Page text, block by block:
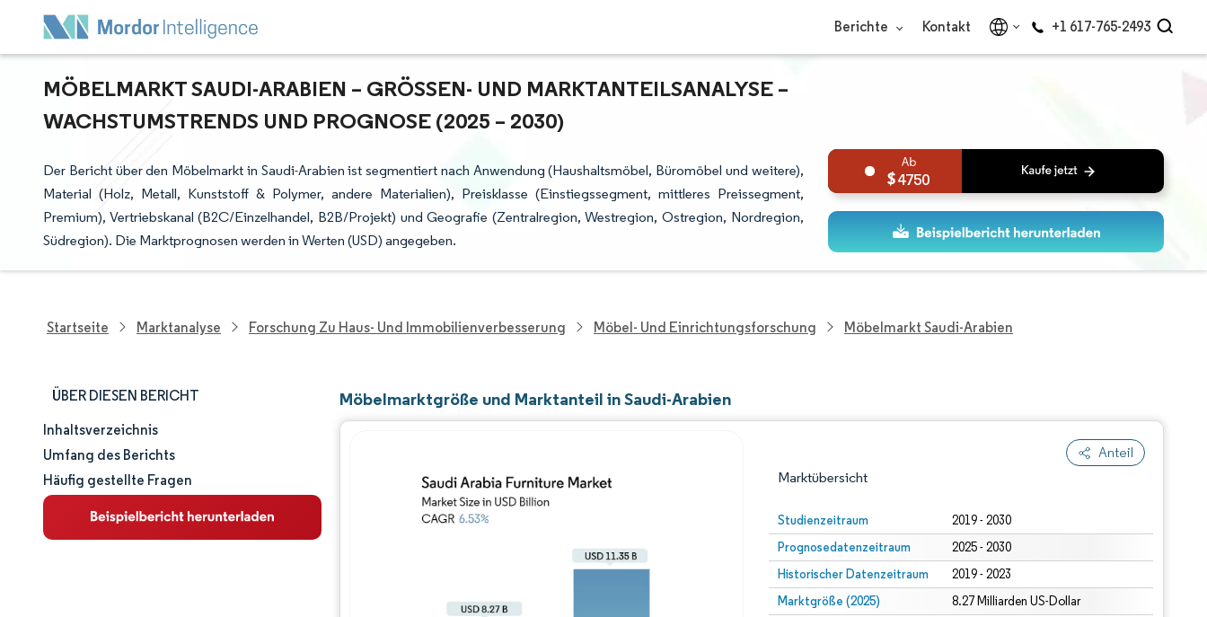
Berichte Kontakt +1 617-765-2493
MÖBELMARKT SAUDI-ARABIEN – GRÖSSEN- UND MARKTANTEILSANALYSE – W
ACHSTUMSTRENDS UND PROGNOSE (2025 – 2030)
Der Bericht über den Möbelmarkt in Saudi-Arabien ist segmentiert nach Anwendung (Haushaltsmöbel, Büromöbel und weitere),
Material (Holz, Metall, Kunststoff & Polymer, andere Materialien), Preisklasse (Einstiegssegment, mittleres Preissegment,
Premium), Vertriebskanal (B2C/Einzelhandel, B2B/Projekt) und Geografie (Zentralregion, Westregion, Ostregion, Nordregion,
Südregion). Die Marktprognosen werden in Werten (USD) angegeben.
4750
Startseite Marktanalyse Forschung Zu Haus- Und Immobilienverbesserung Möbel- Und Einrichtungsforschung Möbelmarkt Saudi-Arabien
ÜBER DIESEN BERICHT
Marktgröße und -anteil
Marktanalyse
Trends und Einblicke
Inhaltsverzeichnis
Umfang des Berichts
Häufig gestellte Fragen
Möbelmarktgröße und Marktanteil in Saudi-Arabien
Anteil
Marktübersicht
Studienzeitraum 2019 - 2030
Prognosedatenzeitraum 2025 - 2030
Historischer Datenzeitraum 2019 - 2023
Marktgröße (2025) 8.27 Milliarden US-Dollar